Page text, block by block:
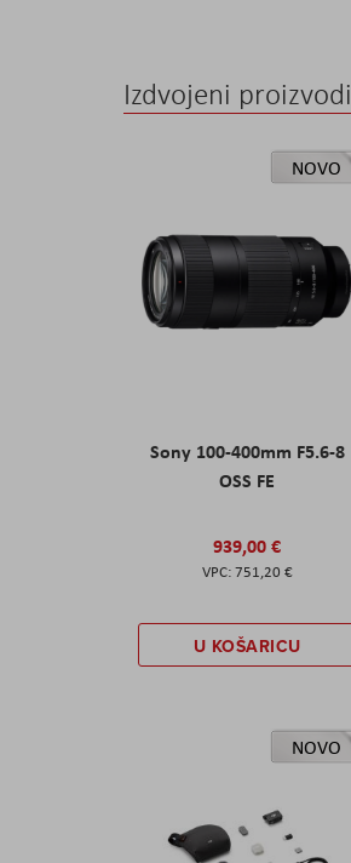
Izdvojeni proizvodi
NOVO
Sony 100-400mm F5.6-8
OSS FE
939,00 €
751,20 €
U KOŠARICU
NOVO